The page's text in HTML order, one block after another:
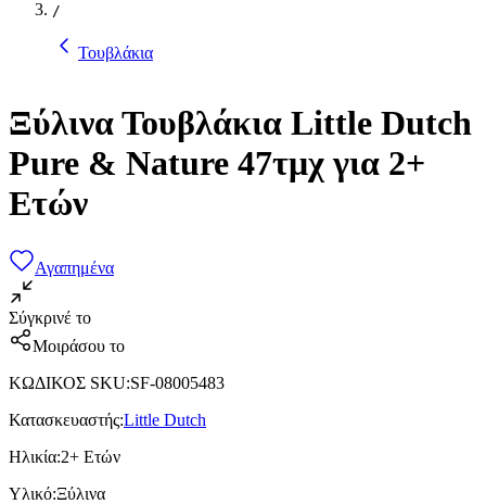
/
Τουβλάκια
Ξύλινα Τουβλάκια Little Dutch
Pure & Nature 47τμχ για 2+
Ετών
Αγαπημένα
Σύγκρινέ το
Μοιράσου το
ΚΩΔΙΚΟΣ SKU:SF-08005483
Κατασκευαστής:Little Dutch
Ηλικία:2+ Ετών
Υλικό:Ξύλινα